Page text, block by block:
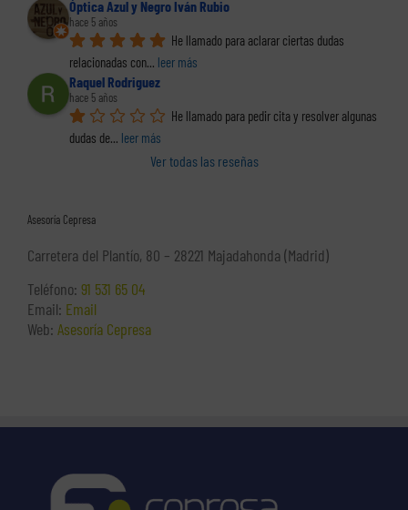
Óptica Azul y Negro Iván Rubio
hace 5 años
He llamado para aclarar ciertas dudas
relacionadas con... leer más
Raquel Rodriguez
hace 5 años
He llamado para pedir cita y resolver algunas
dudas de... leer más
Ver todas las reseñas
Asesoría Cepresa
Carretera del Plantío, 80 – 28221 Majadahonda (Madrid)
Teléfono: 91 531 65 04
Email: Email
Web: Asesoría Cepresa